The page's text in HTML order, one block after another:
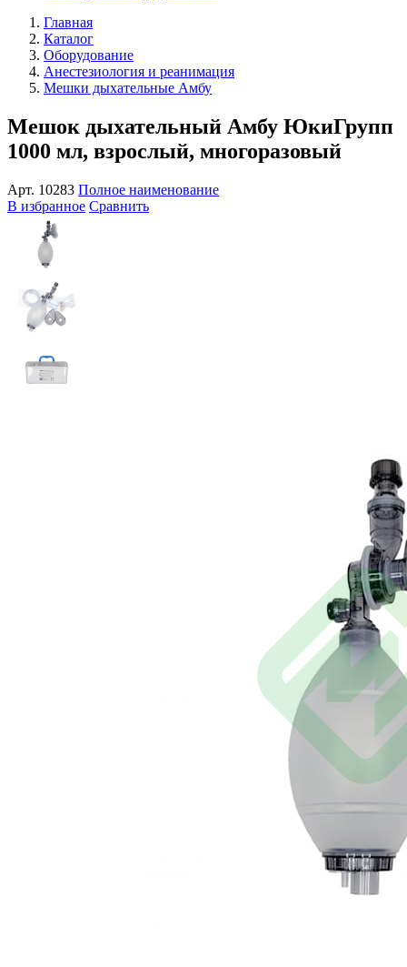
Главная
Каталог
Оборудование
Анестезиология и реанимация
Мешки дыхательные Амбу
Мешок дыхательный Амбу ЮкиГрупп
1000 мл, взрослый, многоразовый
Арт. 10283 Полное наименование
В избранное Сравнить